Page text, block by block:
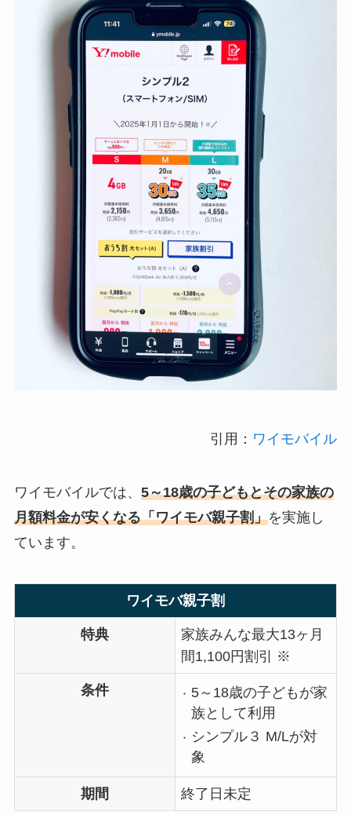
引用： ワイモバイル
ワイモバイルでは、 5～18歳の子どもとその家族の
月額料金が安くなる「ワイモバ親子割」を実施し
ています。
ワイモバ親子割
特典
家族みんな最大13ヶ月
間1,100円割引 ※
条件
5～18歳の子どもが家
族として利用
シンプル３ M/Lが対
象
期間 終了日未定